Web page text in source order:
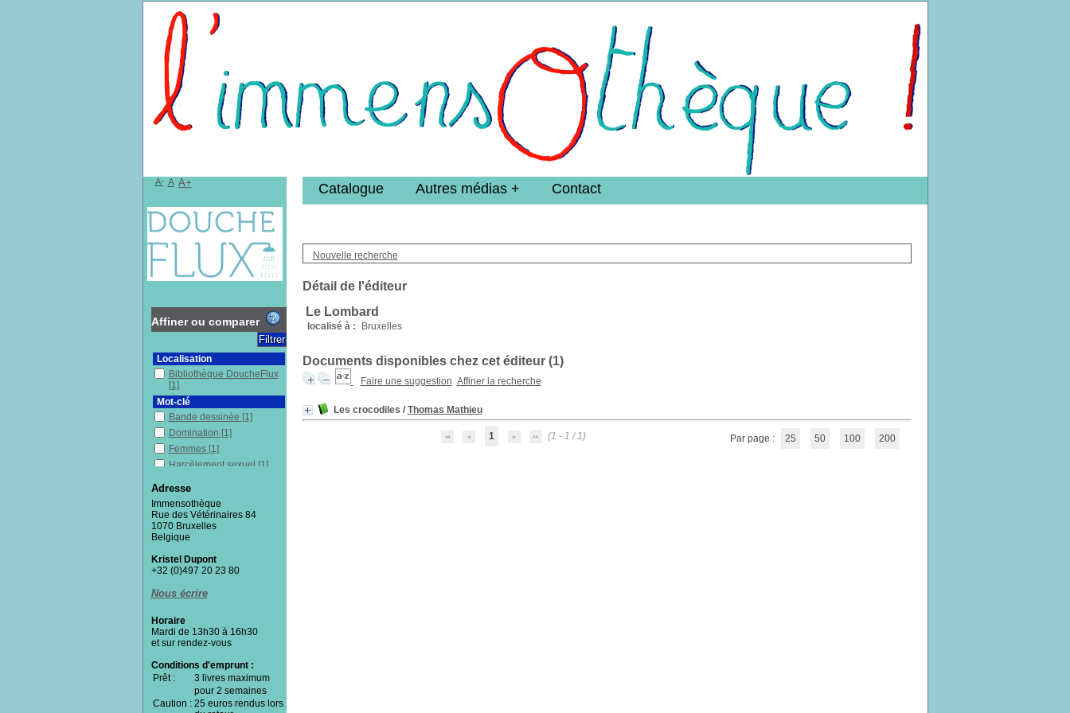
Nouvelle recherche
Détail de l'éditeur
Le Lombard
localisé à : Bruxelles
Documents disponibles chez cet éditeur (1)
Faire une suggestion Affiner la recherche
Les crocodiles / Thomas Mathieu
1 (1 - 1 / 1) Par page : 25 50 100 200
Catalogue Autres médias Contact
A- A A+
Affiner ou comparer
Localisation
Bibliothèque DoucheFlux
[1]
Mot-clé
Bande dessinée [1]
Domination [1]
Femmes [1]
Harcèlement sexuel [1]
Rôle selon le sexe
Sexisme[1]
Témoignage
Fictions[1]
Adresse
Immensothèque
Rue des Vétérinaires 84
1070 Bruxelles
Belgique
Kristel Dupont
+32 (0)497 20 23 80
Nous écrire
Horaire
Mardi de 13h30 à 16h30
et sur rendez-vous
Conditions d'emprunt :
Prêt :
3 livres maximum
pour 2 semaines
Caution : 25 euros rendus lors